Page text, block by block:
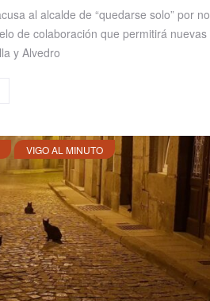
al alcalde de “quedarse solo” por no
de colaboración que permitirá nuevas
y Alvedro
VIGO AL MINUTO